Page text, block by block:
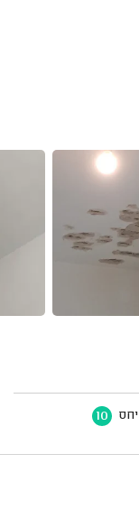
יחס 10